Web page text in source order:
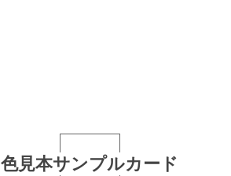
色見本サンプルカード